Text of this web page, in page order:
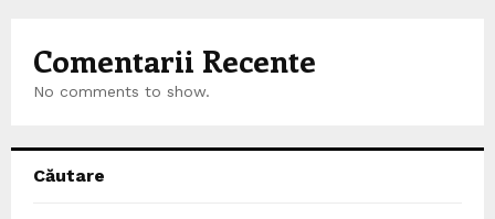
Comentarii Recente
No comments to show.
Căutare